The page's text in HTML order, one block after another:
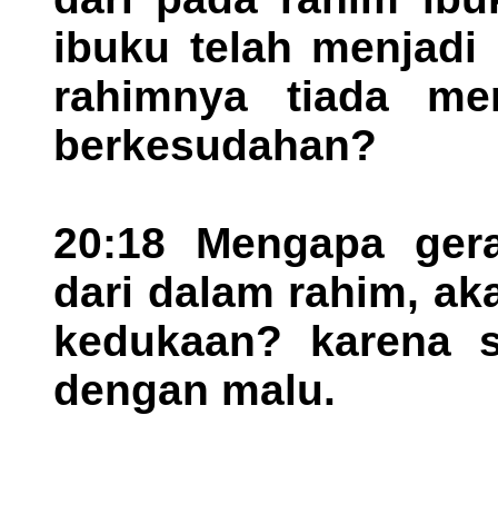
ibuku telah menjadi
rahimnya tiada
berkesudahan?
20:18 Mengapa
dari dalam rahim,
kedukaan? karena
dengan malu.